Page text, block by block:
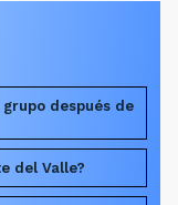
después de
del Valle?